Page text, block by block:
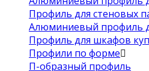
Профиль для стеновых
Алюминиевый профиль
Профиль для шкафов
Профили по форме
П-образный профиль